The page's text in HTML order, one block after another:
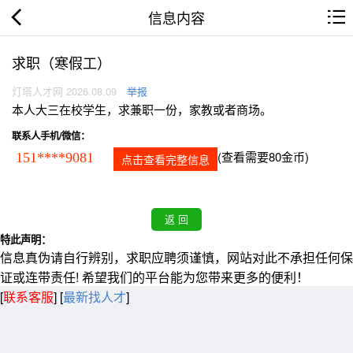
信息内容
求职（寒假工）
灯塔人才网 2026.08.09 举报
本人大三在校学生，求兼职一份，家教或者商场。
联系人手机/微信：
151****9081 点击查看完整信息 (查看需要80金币)
特此声明：
信息真伪请自行辨别，求职应聘须谨慎，网站对此不承担任何保
证或连带责任! 希望我们的平台能为您带来更多的便利！
[联系客服] [最新找人才]